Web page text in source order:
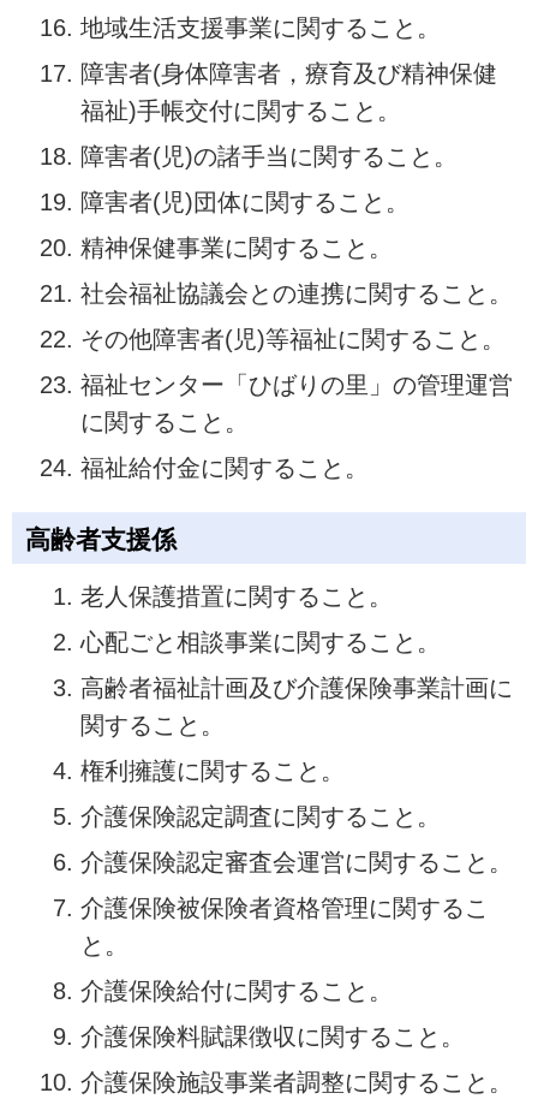
地域生活支援事業に関すること。
障害者(身体障害者，療育及び精神保健
福祉)手帳交付に関すること。
障害者(児)の諸手当に関すること。
障害者(児)団体に関すること。
精神保健事業に関すること。
社会福祉協議会との連携に関すること。
その他障害者(児)等福祉に関すること。
福祉センター「ひばりの里」の管理運営
に関すること。
福祉給付金に関すること。
高齢者支援係
老人保護措置に関すること。
心配ごと相談事業に関すること。
高齢者福祉計画及び介護保険事業計画に
関すること。
権利擁護に関すること。
介護保険認定調査に関すること。
介護保険認定審査会運営に関すること。
介護保険被保険者資格管理に関するこ
と。
介護保険給付に関すること。
介護保険料賦課徴収に関すること。
介護保険施設事業者調整に関すること。